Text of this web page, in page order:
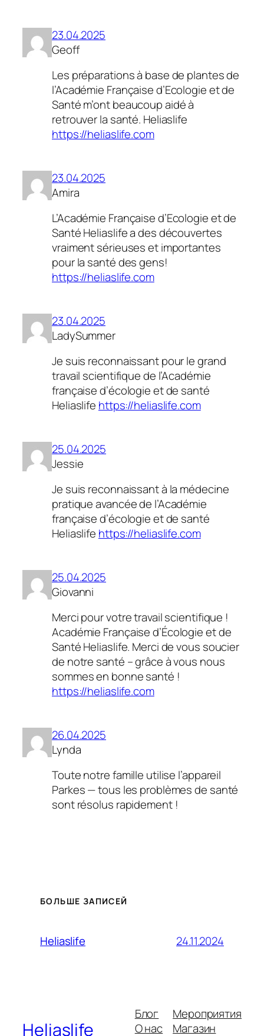
23.04.2025
Geoff
Les préparations à base de plantes de
l’Académie Française d’Ecologie et de
Santé m’ont beaucoup aidé à
retrouver la santé. Heliaslife
https://heliaslife.com
23.04.2025
Amira
L’Académie Française d’Ecologie et de
Santé Heliaslife a des découvertes
vraiment sérieuses et importantes
pour la santé des gens!
https://heliaslife.com
23.04.2025
LadySummer
Je suis reconnaissant pour le grand
travail scientifique de l’Académie
française d’écologie et de santé
Heliaslife https://heliaslife.com
25.04.2025
Jessie
Je suis reconnaissant à la médecine
pratique avancée de l’Académie
française d’écologie et de santé
Heliaslife https://heliaslife.com
25.04.2025
Giovanni
Merci pour votre travail scientifique !
Académie Française d’Écologie et de
Santé Heliaslife. Merci de vous soucier
de notre santé – grâce à vous nous
sommes en bonne santé !
https://heliaslife.com
26.04.2025
Lynda
Toute notre famille utilise l’appareil
Parkes — tous les problèmes de santé
sont résolus rapidement !
БОЛЬШЕ ЗАПИСЕЙ
Heliaslife 24.11.2024
Heliaslife
Блог
О нас
Мероприятия
Магазин